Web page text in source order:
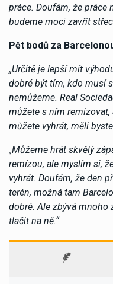
práce. Doufám, že práce
budeme moci zavřít
Pět bodů za
„Určitě je lepší mít
dobré být tím, kdo musí
nemůžeme. Real
můžete s ním remizovat,
můžete vyhrát, měli
„Můžeme hrát skvělý
remízou, ale myslím si,
vyhrát. Doufám, že den
terén, možná tam
dobré. Ale zbývá mnoho
tlačit na ně.“